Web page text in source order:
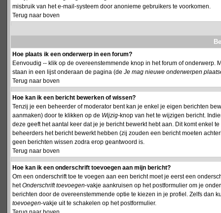
misbruik van het e-mail-systeem door anonieme gebruikers te voorkomen.
Terug naar boven
Hoe plaats ik een onderwerp in een forum?
Eenvoudig -- klik op de overeenstemmende knop in het forum of
staan in een lijst onderaan de pagina (de Je mag nieuwe onderwerpen
Terug naar boven
Hoe kan ik een bericht bewerken of wissen?
Tenzij je een beheerder of moderator bent kan je enkel je eigen berichten
aanmaken) door te klikken op de Wijzig-knop van het te wijzigen bericht.
deze geeft het aantal keer dat je je bericht bewerkt hebt aan. Dit komt enkel
beheerders het bericht bewerkt hebben (zij zouden een bericht moeten
geen berichten wissen zodra erop geantwoord is.
Terug naar boven
Hoe kan ik een onderschrift toevoegen aan mijn bericht?
Om een onderschrift toe te voegen aan een bericht moet je eerst een
hetOnderschrift toevoegen-vakje aankruisen op het postformulier om je
berichten door de overeenstemmende optie te kiezen in je profiel. Zelfs dan
toevoegen-vakje uit te schakelen op het postformulier.